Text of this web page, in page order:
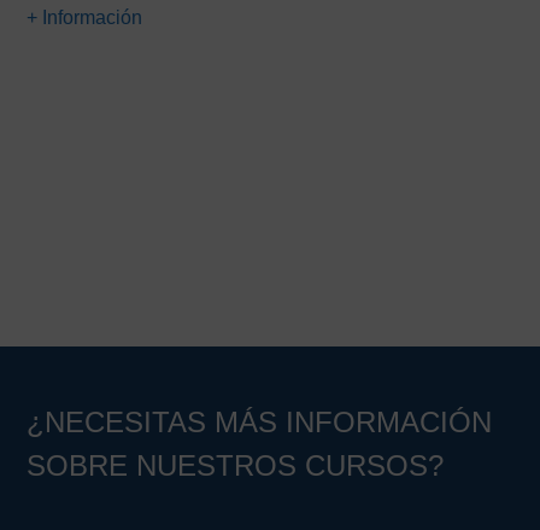
65,00€.19,00€.
+ Información
¿NECESITAS MÁS INFORMACIÓN
SOBRE NUESTROS CURSOS?